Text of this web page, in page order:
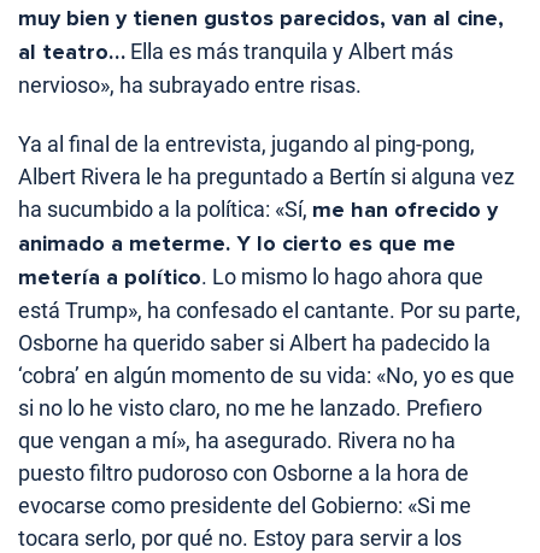
muy bien y tienen gustos parecidos, van al cine,
al teatro… Ella es más tranquila y Albert más
nervioso», ha subrayado entre risas.
Ya al final de la entrevista, jugando al ping-pong,
Albert Rivera le ha preguntado a Bertín si alguna vez
ha sucumbido a la política: «Sí, me han ofrecido y
animado a meterme. Y lo cierto es que me
metería a político. Lo mismo lo hago ahora que
está Trump», ha confesado el cantante. Por su parte,
Osborne ha querido saber si Albert ha padecido la
‘cobra’ en algún momento de su vida: «No, yo es que
si no lo he visto claro, no me he lanzado. Prefiero
que vengan a mí», ha asegurado. Rivera no ha
puesto filtro pudoroso con Osborne a la hora de
evocarse como presidente del Gobierno: «Si me
tocara serlo, por qué no. Estoy para servir a los